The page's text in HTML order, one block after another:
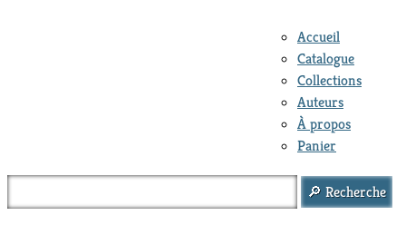
Accueil
Catalogue
Collections
Auteurs
À propos
Panier